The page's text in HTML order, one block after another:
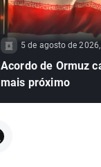
5 de agosto de
Acordo de Ormuz
mais próximo